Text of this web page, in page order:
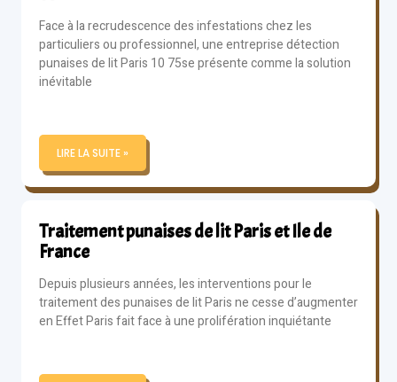
Face à la recrudescence des infestations chez les
particuliers ou professionnel, une entreprise détection
punaises de lit Paris 10 75se présente comme la solution
inévitable
LIRE LA SUITE »
Traitement punaises de lit Paris et Ile de
France
Depuis plusieurs années, les interventions pour le
traitement des punaises de lit Paris ne cesse d’augmenter
en Effet Paris fait face à une prolifération inquiétante